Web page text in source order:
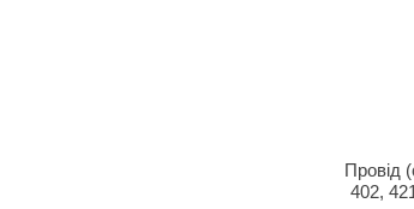
Провід
402,